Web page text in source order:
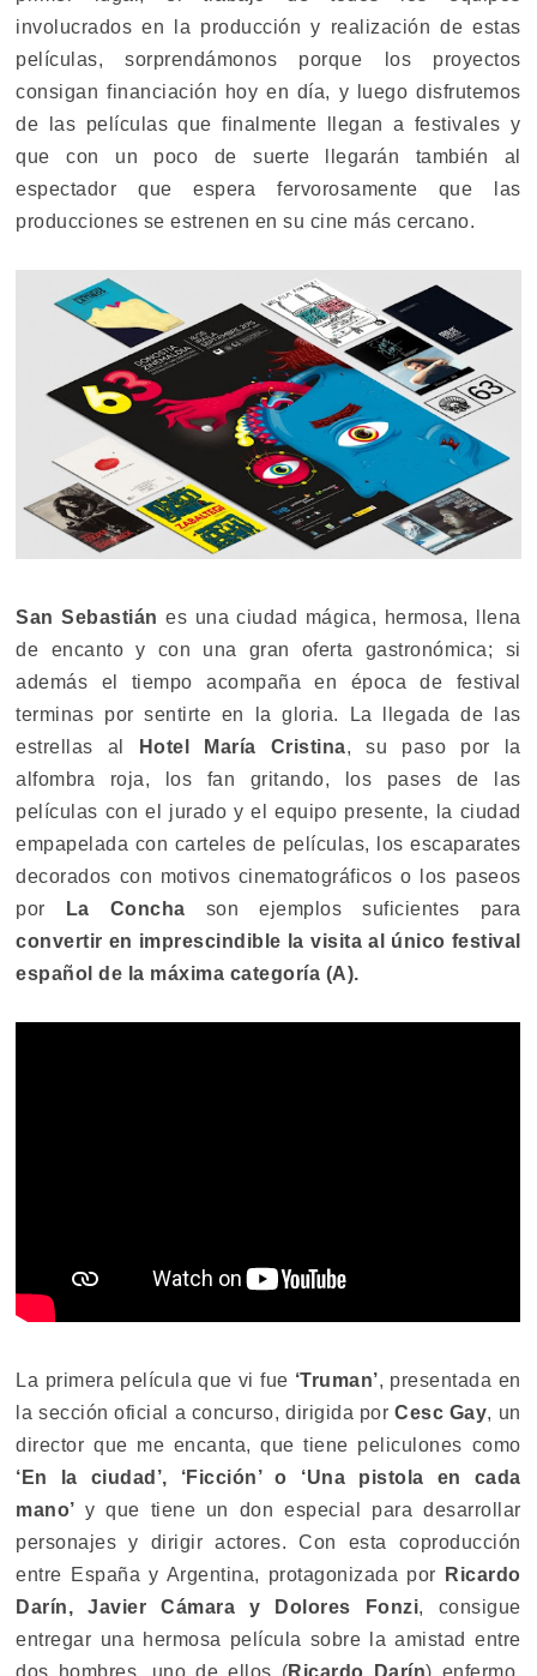
involucrados en la producción y realización de estas
películas, sorprendámonos porque los proyectos
consigan financiación hoy en día, y luego disfrutemos
de las películas que finalmente llegan a festivales y
que con un poco de suerte llegarán también al
espectador que espera fervorosamente que las
producciones se estrenen en su cine más cercano.
San Sebastián es una ciudad mágica, hermosa, llena
de encanto y con una gran oferta gastronómica; si
además el tiempo acompaña en época de festival
terminas por sentirte en la gloria. La llegada de las
estrellas al
Hotel María Cristina, su paso por la
alfombra roja, los fan gritando, los pases de las
películas con el jurado y el equipo presente, la ciudad
empapelada con carteles de películas, los escaparates
decorados con motivos cinematográficos o los paseos
por
La Concha son ejemplos suficientes para
convertir en imprescindible la visita al único festival
español de la máxima categoría (A).
La primera película que vi fue ‘Truman’, presentada en
la sección oficial a concurso, dirigida porCesc Gay, un
director que me encanta, que tiene peliculones como
‘En la ciudad’, ‘Ficción’ o ‘Una pistola en cada
mano’ y que tiene un don especial para desarrollar
personajes y dirigir actores. Con esta coproducción
entre España y Argentina, protagonizada por
Ricardo
Darín, Javier Cámara y Dolores Fonzi, consigue
entregar una hermosa película sobre la amistad entre
dos hombres, uno de ellos (Ricardo Darín) enfermo,